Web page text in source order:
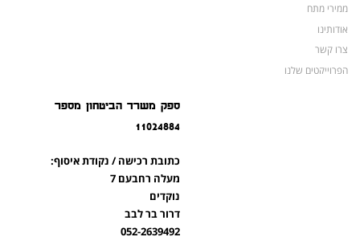
ממירי מתח
אודותינו
צרו קשר
הפרוייקטים שלנו
ספק משרד הביטחון מספר
11024884
כתובת רכישה / נקודת איסוף:
מעלה רחבעם 7
נוקדים
דרור בר לבב
052-2639492